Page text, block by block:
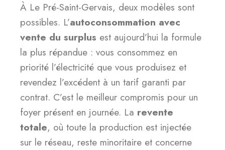
À Le Pré-Saint-Gervais, deux modèles sont
possibles. L’autoconsommation avec
vente du surplus est aujourd’hui la formule
la plus répandue : vous consommez en
priorité l’électricité que vous produisez et
revendez l’excédent à un tarif garanti par
contrat. C’est le meilleur compromis pour un
foyer présent en journée. La revente
totale, où toute la production est injectée
sur le réseau, reste minoritaire et concerne